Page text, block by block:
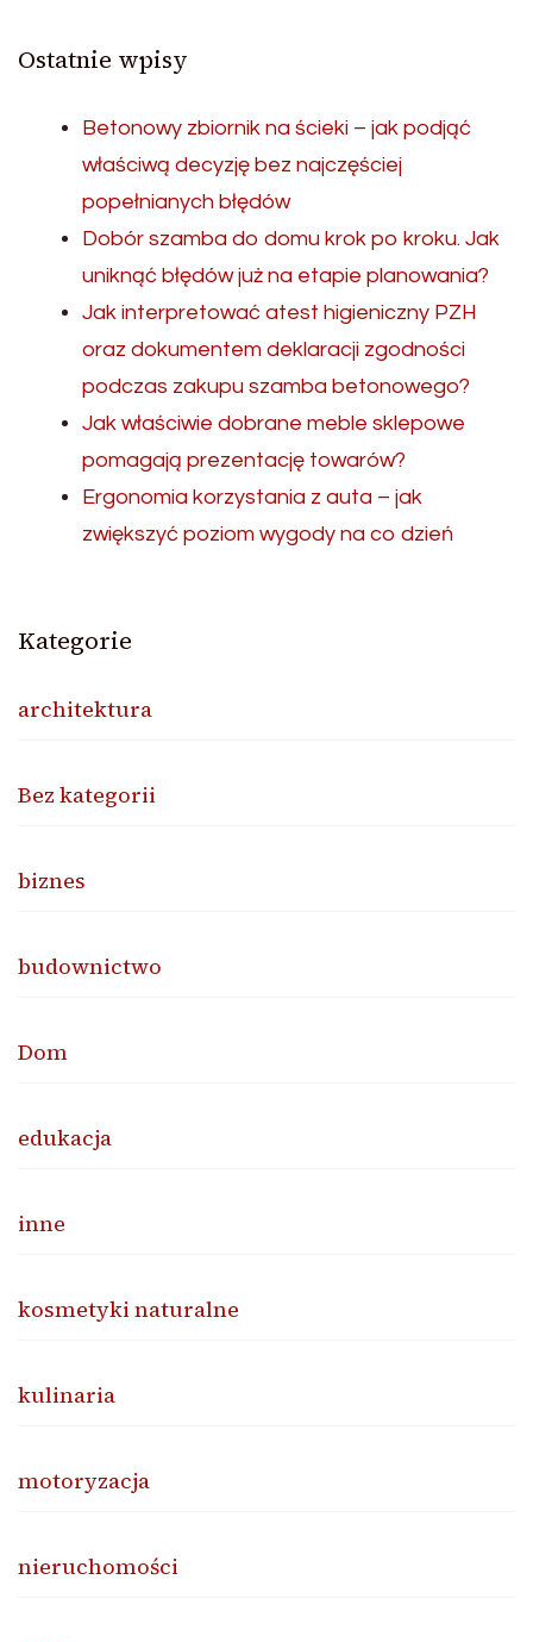
Ostatnie wpisy
Betonowy zbiornik na ścieki – jak podjąć
właściwą decyzję bez najczęściej
popełnianych błędów
Dobór szamba do domu krok po kroku. Jak
uniknąć błędów już na etapie planowania?
Jak interpretować atest higieniczny PZH
oraz dokumentem deklaracji zgodności
podczas zakupu szamba betonowego?
Jak właściwie dobrane meble sklepowe
pomagają prezentację towarów?
Ergonomia korzystania z auta – jak
zwiększyć poziom wygody na co dzień
Kategorie
architektura
Bez kategorii
biznes
budownictwo
Dom
edukacja
inne
kosmetyki naturalne
kulinaria
motoryzacja
nieruchomości